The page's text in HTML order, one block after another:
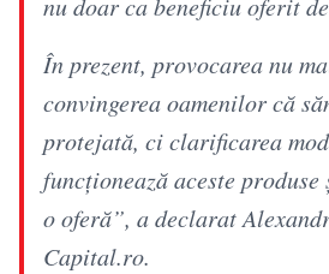
nu doar ca beneficiu oferit
În prezent, provocarea nu
convingerea oamenilor că
protejată, ci clarificarea
funcționează aceste
o oferă”, a declarat
Capital.ro.